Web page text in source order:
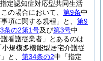
定認知症対応型共同生活
この場合において、 第9条中
項に関する規程」と、 第9
条の2第1号及び第3号中
看護従業者」とあるのは
小規模多機能型居宅介護従
と、 第34条の2中「指定